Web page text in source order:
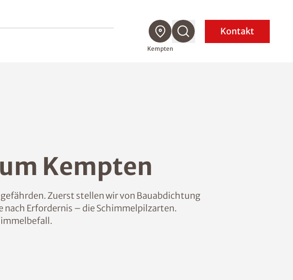
Kempten
Kontakt
Kempten
Zuerst stellen wir von Bauabdichtung
nach Erfordernis – die Schimmelpilzarten.